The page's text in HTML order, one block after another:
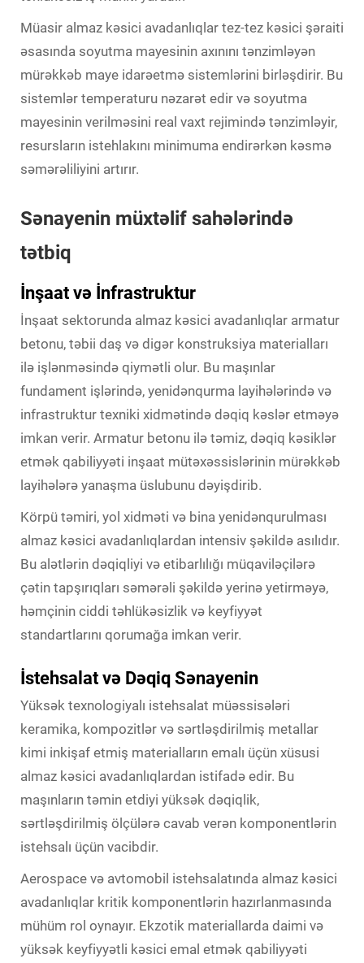
Müasir almaz kəsici avadanlıqlar tez-tez kəsici şəraiti
əsasında soyutma mayesinin axınını tənzimləyən
mürəkkəb maye idarəetmə sistemlərini birləşdirir. Bu
sistemlər temperaturu nəzarət edir və soyutma
mayesinin verilməsini real vaxt rejimində tənzimləyir,
resursların istehlakını minimuma endirərkən kəsmə
səmərəliliyini artırır.
Sənayenin müxtəlif sahələrində
tətbiq
İnşaat və İnfrastruktur
İnşaat sektorunda almaz kəsici avadanlıqlar armatur
betonu, təbii daş və digər konstruksiya materialları
ilə işlənməsində qiymətli olur. Bu maşınlar
fundament işlərində, yenidənqurma layihələrində və
infrastruktur texniki xidmətində dəqiq kəslər etməyə
imkan verir. Armatur betonu ilə təmiz, dəqiq kəsiklər
etmək qabiliyyəti inşaat mütəxəssislərinin mürəkkəb
layihələrə yanaşma üslubunu dəyişdirib.
Körpü təmiri, yol xidməti və bina yenidənqurulması
almaz kəsici avadanlıqlardan intensiv şəkildə asılıdır.
Bu alətlərin dəqiqliyi və etibarlılığı müqaviləçilərə
çətin tapşırıqları səmərəli şəkildə yerinə yetirməyə,
həmçinin ciddi təhlükəsizlik və keyfiyyət
standartlarını qorumağa imkan verir.
İstehsalat və Dəqiq Sənayenin
Yüksək texnologiyalı istehsalat müəssisələri
keramika, kompozitlər və sərtləşdirilmiş metallar
kimi inkişaf etmiş materialların emalı üçün xüsusi
almaz kəsici avadanlıqlardan istifadə edir. Bu
maşınların təmin etdiyi yüksək dəqiqlik,
sərtləşdirilmiş ölçülərə cavab verən komponentlərin
istehsalı üçün vacibdir.
Aerospace və avtomobil istehsalatında almaz kəsici
avadanlıqlar kritik komponentlərin hazırlanmasında
mühüm rol oynayır. Ekzotik materiallarda daimi və
yüksək keyfiyyətli kəsici emal etmək qabiliyyəti